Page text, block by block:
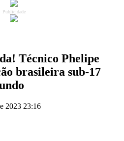
Publicidade
Técnico Phelipe
brasileira sub-17
2023 23:16